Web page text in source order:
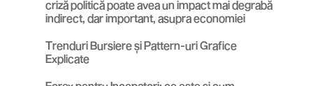
criză politică poate avea un impact mai degrabă
indirect, dar important, asupra economiei
Trenduri Bursiere și Pattern-uri Grafice
Explicate